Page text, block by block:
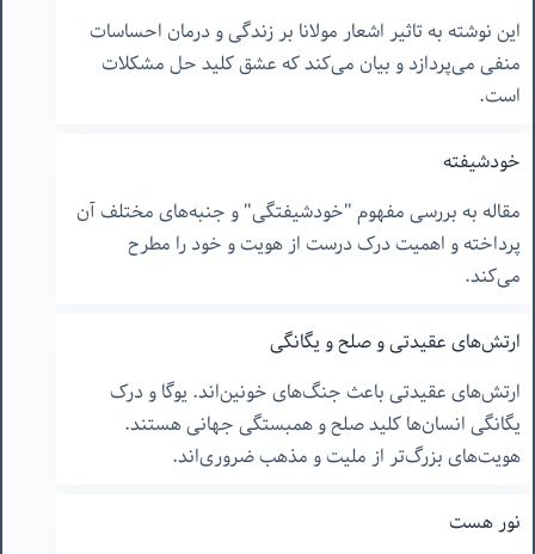
این نوشته به تاثیر اشعار مولانا بر زندگی و درمان احساسات
منفی می‌پردازد و بیان می‌کند که عشق کلید حل مشکلات
است.
خودشیفته
مقاله به بررسی مفهوم "خودشیفتگی" و جنبه‌های مختلف آن
پرداخته و اهمیت درک درست از هویت و خود را مطرح
می‌کند.
ارتش‌های عقیدتی و صلح و یگانگی
ارتش‌های عقیدتی باعث جنگ‌های خونین‌اند. یوگا و درک
یگانگی انسان‌ها کلید صلح و همبستگی جهانی هستند.
هویت‌های بزرگ‌تر از ملیت و مذهب ضروری‌اند.
نور هست